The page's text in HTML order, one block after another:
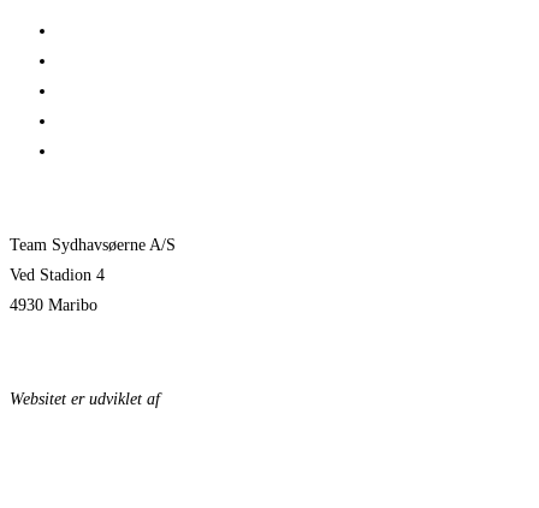
Team Sydhavsøerne A/S
Ved Stadion 4
4930 Maribo
Websitet er udviklet af